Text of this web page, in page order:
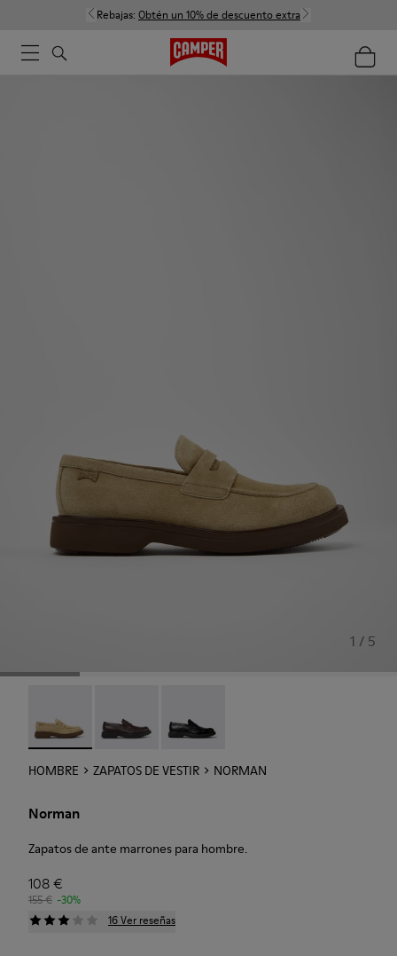
Rebajas: Obtén un 10% de descuento extra
1 / 5
HOMBRE ZAPATOS DE VESTIR NORMAN
Norman
Zapatos de ante marrones para hombre.
108 €
155 € -30%
16 Ver reseñas